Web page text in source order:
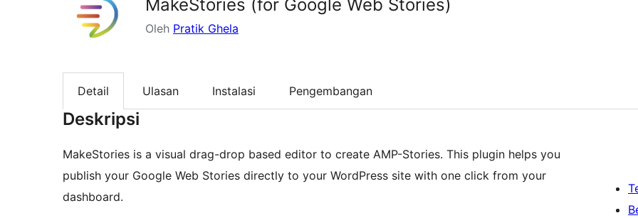
MakeStories (for Google Web Stories)
Oleh Pratik Ghela
Detail Ulasan Instalasi Pengembangan
Deskripsi
MakeStories is a visual drag-drop based editor to create AMP-Stories. This plugin helps you
publish your Google Web Stories directly to your WordPress site with one click from your
dashboard.